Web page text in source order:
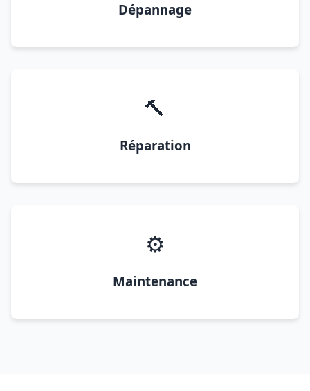
Dépannage
🔨
Réparation
⚙️
Maintenance